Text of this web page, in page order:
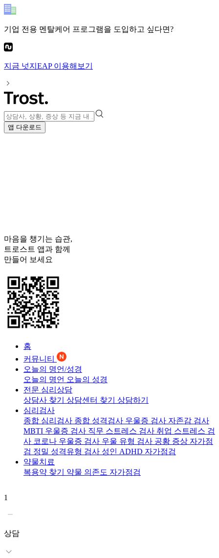
기업 전용 멘탈케어 프로그램을 도입하고 싶다면?
지금 넛지EAP이용해보기
앱 다운로드
마음을 챙기는 습관,
트로스트 앱과 함께
만들어 보세요
홈
커뮤니티
오늘의 명언/성경
오늘의 명언 오늘의 성경
전문 심리상담
상담사 찾기 상담센터 찾기 상담하기
심리검사
종합 심리검사 종합 성격검사 우울증 검사 자존감 검사
MBTI 우울증 검사 직무 스트레스 검사 취업 스트레스 검
사 코로나 우울증 검사 우울 유형 검사 공황 증상 자가점
검 정밀 성격유형 검사 성인 ADHD 자가점검
약물치료
복용약 찾기 약물 의존도 자가점검
1
상담